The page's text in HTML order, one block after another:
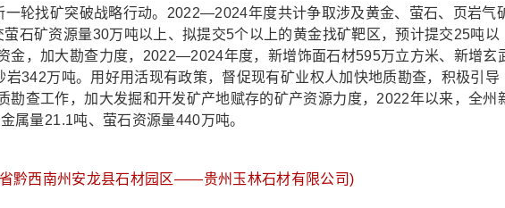
轮找矿突破战略行动。2022—2024年度共计争取涉及黄金、萤石、页岩气
石矿资源量30万吨以上、拟提交5个以上的黄金找矿靶区，预计提交25吨以
金，加大勘查力度，2022—2024年度，新增饰面石材595万立方米、新增玄
342万吨。用好用活现有政策，督促现有矿业权人加快地质勘查，积极引导
勘查工作，加大发掘和开发矿产地赋存的矿产资源力度，2022年以来，全州
属量21.1吨、萤石资源量440万吨。
黔西南州安龙县石材园区——贵州玉林石材有限公司)